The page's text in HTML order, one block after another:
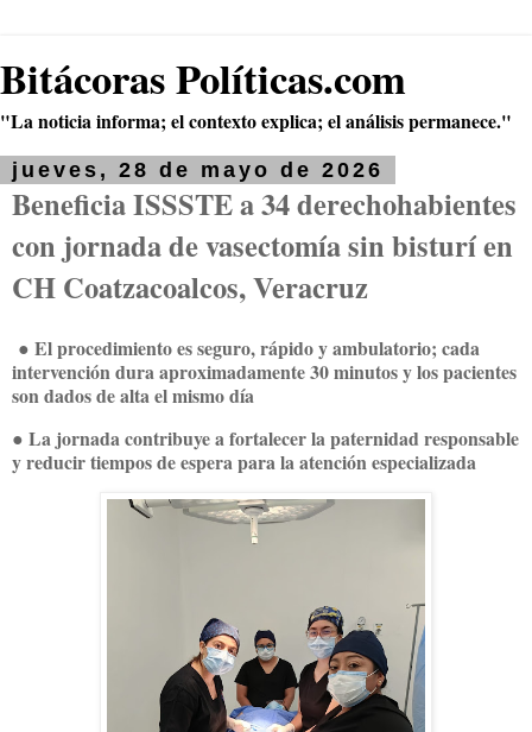
Bitácoras Políticas.com
"La noticia informa; el contexto explica; el análisis permanece."
jueves, 28 de mayo de 2026
Beneficia ISSSTE a 34 derechohabientes
con jornada de vasectomía sin bisturí en
CH Coatzacoalcos, Veracruz
● El procedimiento es seguro, rápido y ambulatorio; cada
intervención dura aproximadamente 30 minutos y los pacientes
son dados de alta el mismo día
● La jornada contribuye a fortalecer la paternidad responsable
y reducir tiempos de espera para la atención especializada